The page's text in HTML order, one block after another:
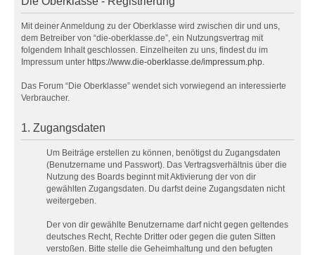
Mit deiner Anmeldung zu der Oberklasse wird zwischen dir und uns,
dem Betreiber von “die-oberklasse.de”, ein Nutzungsvertrag mit
folgendem Inhalt geschlossen. Einzelheiten zu uns, findest du im
Impressum unter https://www.die-oberklasse.de/impressum.php.
Das Forum “Die Oberklasse” wendet sich vorwiegend an interessierte
Verbraucher.
1. Zugangsdaten
Um Beiträge erstellen zu können, benötigst du Zugangsdaten
(Benutzername und Passwort). Das Vertragsverhältnis über die
Nutzung des Boards beginnt mit Aktivierung der von dir
gewählten Zugangsdaten. Du darfst deine Zugangsdaten nicht
weitergeben.
Der von dir gewählte Benutzername darf nicht gegen geltendes
deutsches Recht, Rechte Dritter oder gegen die guten Sitten
verstoßen. Bitte stelle die Geheimhaltung und den befugten